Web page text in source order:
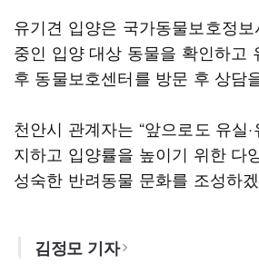
유기견 입양은 국가동물보호정
중인 입양 대상 동물을 확인하고
후 동물보호센터를 방문 후 상담
천안시 관계자는 “앞으로도 유실
지하고 입양률을 높이기 위한 다
성숙한 반려동물 문화를 조성하
김정모 기자